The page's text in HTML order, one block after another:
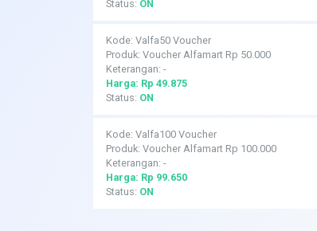
Status: ON
Kode: Valfa50 Voucher
Produk: Voucher Alfamart Rp 50.000
Keterangan: -
Harga: Rp 49.875
Status: ON
Kode: Valfa100 Voucher
Produk: Voucher Alfamart Rp 100.000
Keterangan: -
Harga: Rp 99.650
Status: ON